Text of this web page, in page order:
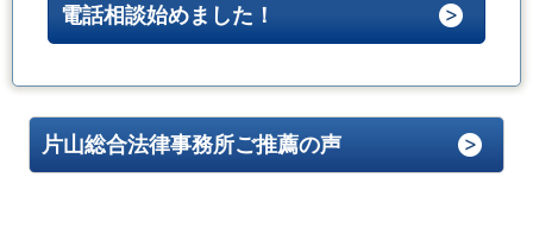
電話相談始めました！
片山総合法律事務所ご推薦の声